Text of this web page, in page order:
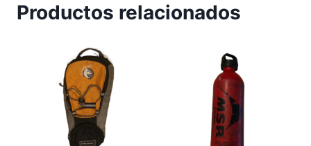
Productos relacionados